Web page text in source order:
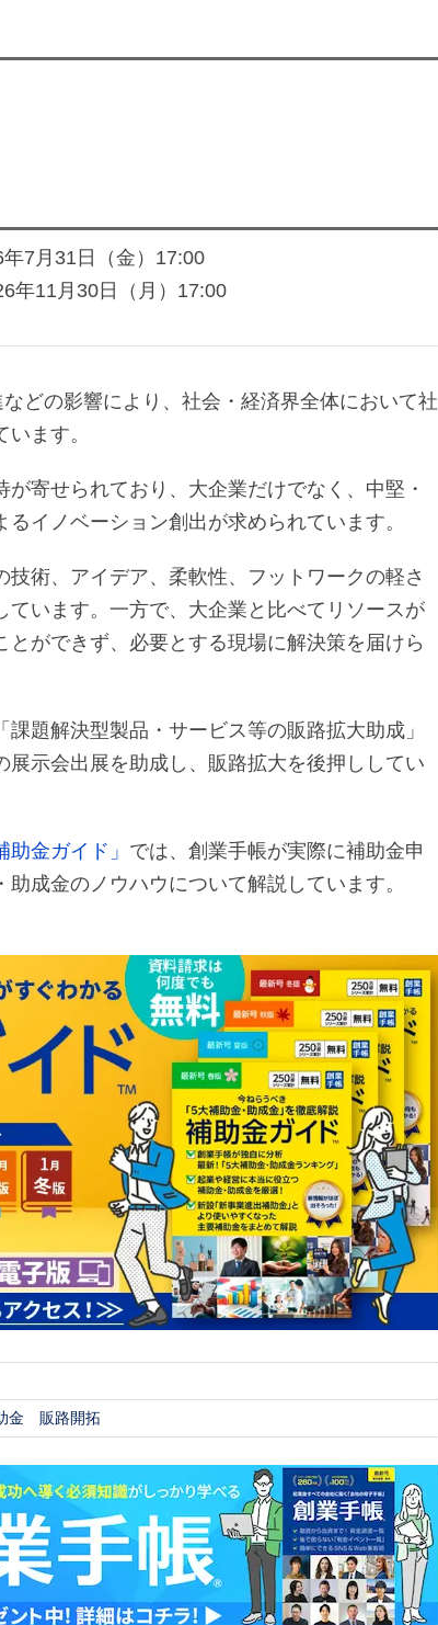
7月31日（金）17:00
年11月30日（月）17:00
どの影響により、社会・経済界全体において社
ます。
寄せられており、大企業だけでなく、中堅・
イノベーション創出が求められています。
術、アイデア、柔軟性、フットワークの軽さ
います。一方で、大企業と比べてリソースが
ができず、必要とする現場に解決策を届けら
題解決型製品・サービス等の販路拡大助成」
展示会出展を助成し、販路拡大を後押ししてい
助金ガイド」 では、創業手帳が実際に補助金申
成金のノウハウについて解説しています。
金 販路開拓